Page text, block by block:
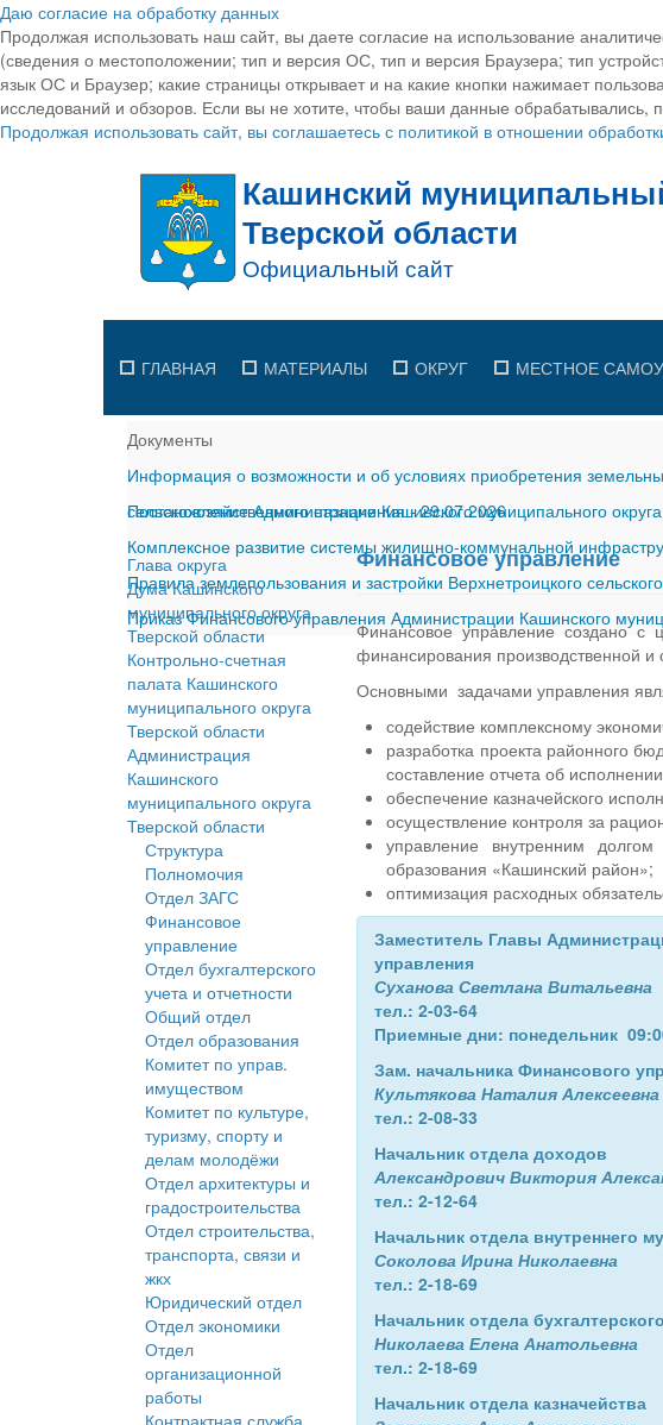
Даю согласие на обработку данных
Продолжая использовать наш сайт, вы даете согласие на использование
(сведения о местоположении; тип и версия ОС, тип и версия Браузера; тип
язык ОС и Браузер; какие страницы открывает и на какие кнопки нажимает
исследований и обзоров. Если вы не хотите, чтобы ваши данные обрабатывались,
Продолжая использовать сайт, вы соглашаетесь с политикой в отношении
ГЛАВНАЯ МАТЕРИАЛЫ ОКРУГ МЕСТНОЕ
Документы
Информация о возможности и об условиях приобретения
сельскохозяйственного назначения-29.07.2026
Постановление Администрации Кашинского муниципального
Комплексное развитие системы жилищно-коммунальной
Правила землепользования и застройки Верхнетроицкого
Приказ Финансового управления Администрации Кашинского
Глава округа
Дума Кашинского
муниципального округа
Тверской области
Контрольно-счетная
палата Кашинского
муниципального округа
Тверской области
Администрация
Кашинского
муниципального округа
Тверской области
Структура
Полномочия
Отдел ЗАГС
Финансовое
управление
Отдел бухгалтерского
учета и отчетности
Общий отдел
Отдел образования
Комитет по управ.
имуществом
Комитет по культуре,
туризму, спорту и
делам молодёжи
Отдел архитектуры и
градостроительства
Отдел строительства,
транспорта, связи и
жкх
Юридический отдел
Отдел экономики
Отдел
организационной
работы
Финансовое управление
Финансовое управление создано с
финансирования производственной и
Основными задачами управления
содействие комплексному
разработка проекта районного
составление отчета об
обеспечение казначейского
осуществление контроля за
управление внутренним
образования «Кашинский район»;
оптимизация расходных
Заместитель Главы
управления
Суханова Светлана Витальевна
тел.: 2-03-64
Приемные дни: понедельник
Зам. начальника Финансового
Культякова Наталия Алексеевна
тел.: 2-08-33
Начальник отдела доходов
Александрович Виктория
тел.: 2-12-64
Начальник отдела внутреннего
Соколова Ирина Николаевна
тел.: 2-18-69
Начальник отдела
Николаева Елена Анатольевна
тел.: 2-18-69
Начальник отдела казначейства